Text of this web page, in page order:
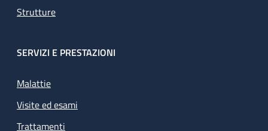
Strutture
SERVIZI E PRESTAZIONI
Malattie
Visite ed esami
Trattamenti